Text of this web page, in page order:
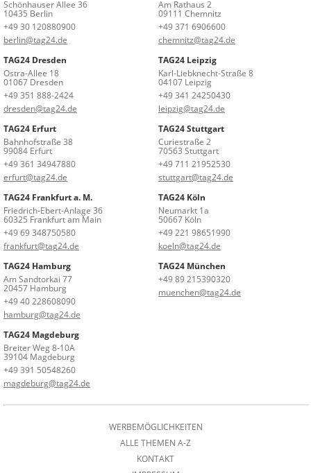
Schönhauser Allee 36
10435 Berlin
+49 30 120880900
berlin@tag24.de
Am Rathaus 2
09111 Chemnitz
+49 371 6906600
chemnitz@tag24.de
TAG24 Dresden
Ostra-Allee 18
01067 Dresden
+49 351 888-2424
dresden@tag24.de
TAG24 Leipzig
Karl-Liebknecht-Straße 8
04107 Leipzig
+49 341 24250430
leipzig@tag24.de
TAG24 Erfurt
Bahnhofstraße 38
99084 Erfurt
+49 361 34947880
erfurt@tag24.de
TAG24 Stuttgart
Curiestraße 2
70563 Stuttgart
+49 711 21952530
stuttgart@tag24.de
TAG24 Frankfurt a. M.
Friedrich-Ebert-Anlage 36
60325 Frankfurt am Main
+49 69 348750580
frankfurt@tag24.de
TAG24 Köln
Neumarkt 1a
50667 Köln
+49 221 98651990
koeln@tag24.de
TAG24 Hamburg
Am Sandtorkai 77
20457 Hamburg
+49 40 228608090
hamburg@tag24.de
TAG24 München
+49 89 215390320
muenchen@tag24.de
TAG24 Magdeburg
Breiter Weg 8-10A
39104 Magdeburg
+49 391 50548260
magdeburg@tag24.de
WERBEMÖGLICHKEITEN
ALLE THEMEN A-Z
KONTAKT